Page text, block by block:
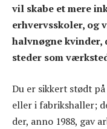
vil skabe et mere
erhvervsskoler, og
halvnøgne kvinder,
steder som
Du er sikkert stødt
eller i fabrikshaller;
der, anno 1988, gav